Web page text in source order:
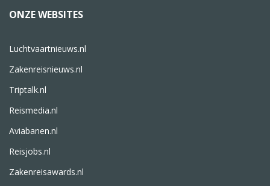
ONZE WEBSITES
Luchtvaartnieuws.nl
Zakenreisnieuws.nl
Triptalk.nl
Reismedia.nl
Aviabanen.nl
Reisjobs.nl
Zakenreisawards.nl